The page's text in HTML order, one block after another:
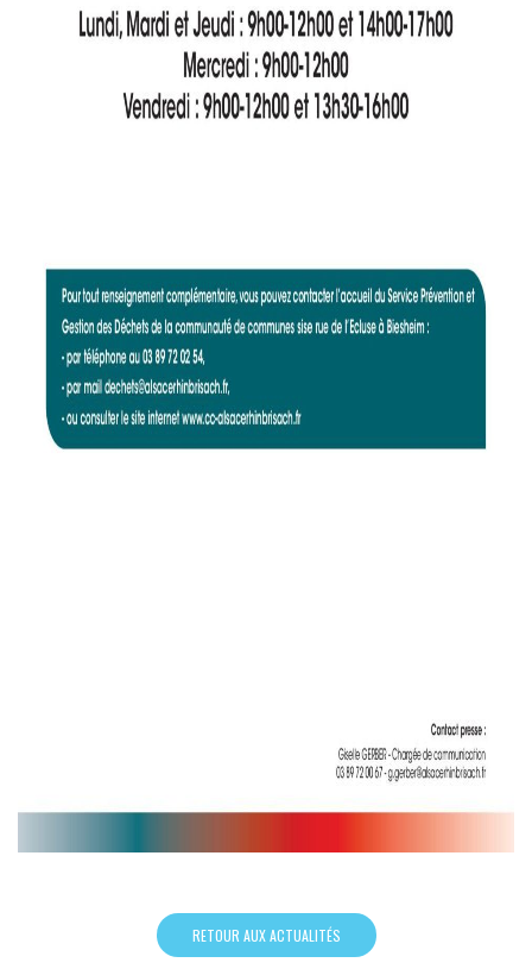
RETOUR AUX ACTUALITÉS